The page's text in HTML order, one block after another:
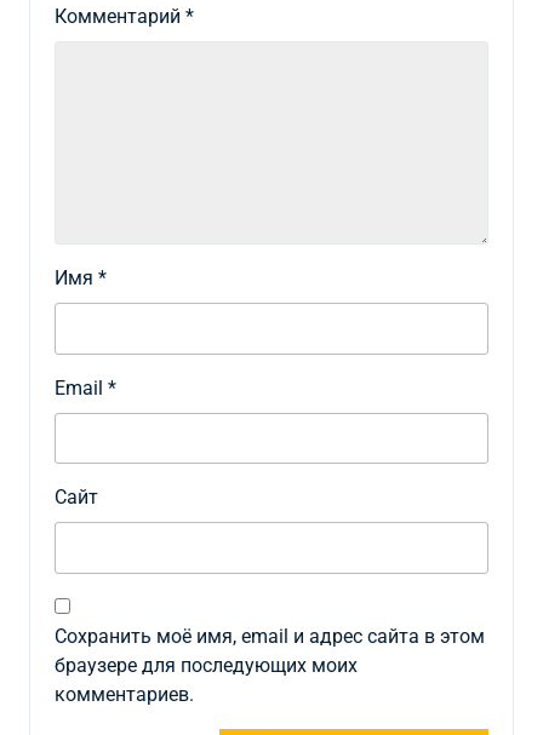
Комментарий *
Имя *
Email *
Сайт
Сохранить моё имя, email и адрес сайта в этом
браузере для последующих моих
комментариев.